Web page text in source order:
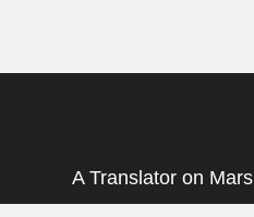
A Translator on Mars